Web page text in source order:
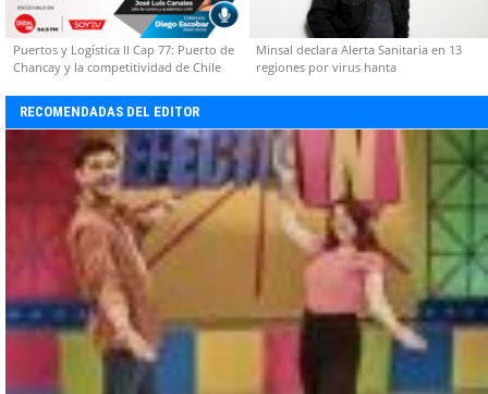
Puertos y Logística II Cap 77: Puerto de
Chancay y la competitividad de Chile
Minsal declara Alerta Sanitaria en 13
regiones por virus hanta
RECOMENDADAS DEL EDITOR